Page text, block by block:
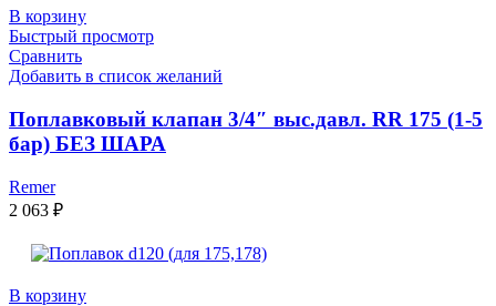
В корзину
Быстрый просмотр
Сравнить
Добавить в список желаний
Поплавковый клапан 3/4″ выс.давл. RR 175 (1-5
бар) БЕЗ ШАРА
Remer
2 063 ₽
В корзину